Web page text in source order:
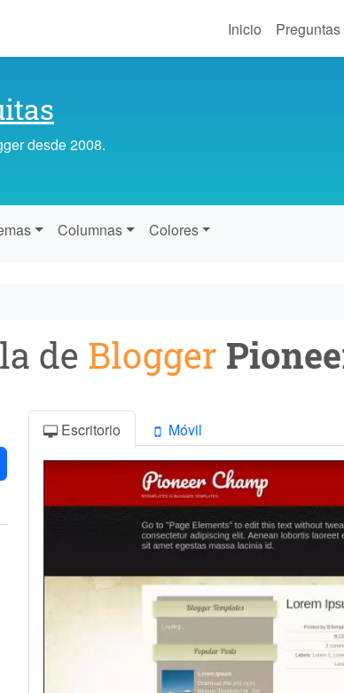
Inicio
desde 2008.
Columnas Colores
de Blogger
Escritorio Móvil